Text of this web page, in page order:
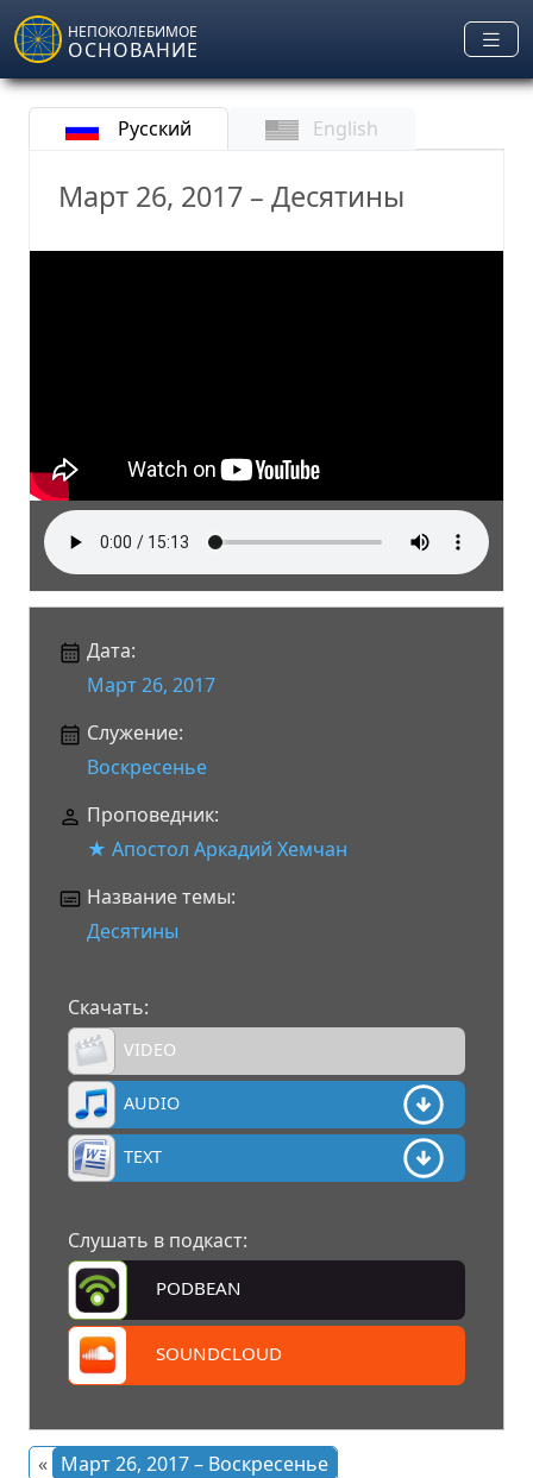
Skip to main content
НЕПОКОЛЕБИМОЕ
ОСНОВАНИЕ
Русский English
Март 26, 2017 – Десятины
Дата:
Март 26, 2017
Служение:
Воскресенье
Проповедник:
★ Апостол Аркадий Хемчан
Название темы:
Десятины
Скачать:
VIDEO
AUDIO
TEXT
Слушать в подкаст:
PODBEAN
SOUNDCLOUD
« Март 26, 2017 – Воскресенье